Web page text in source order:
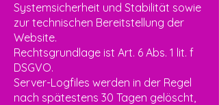
Systemsicherheit und Stabilität sowie
zur technischen Bereitstellung der
Website.
Rechtsgrundlage ist Art. 6 Abs. 1 lit. f
DSGVO.
Server-Logfiles werden in der Regel
nach spätestens 30 Tagen gelöscht,